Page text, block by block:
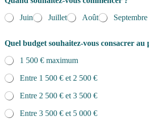
e
Q
u
l
o
h
i
e
Juin
Juillet Août Septembre
Quel budget souhaitez-vous consacrer au
1 500 € maximum
Entre 1 500 € et 2 500 €
Entre 2 500 € et 3 500 €
Entre 3 500 € et 5 000 €